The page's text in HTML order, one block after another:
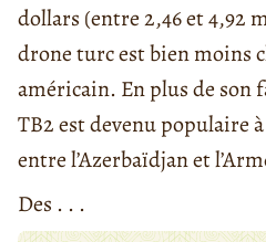
dollars (entre 2,46 et 4,92
drone turc est bien moins
américain. En plus de son
TB2 est devenu populaire
entre l’Azerbaïdjan et
Des . . .